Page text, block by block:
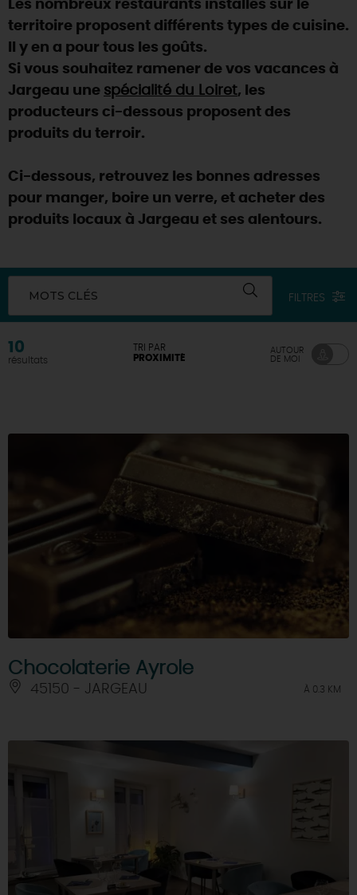
TOUTES LES ACTIVITÉS
Visitesgourmandeset créatives
Vins et vignobles
Chic, une aire de pique-nique
Par ici lesguinguettes
Que rapporter du Loiret ?
La Route des Métiers d'Art
Des vacances auprès des animaux 🐎
(re)Découvrir les coulisses de la Faïencerie de
Gien !
Expérimenterles parcours Baludik
Une saison de festivals 🎉
Des sorties en famille dans le Loiret !
Programme des animations "Loiret au fil de l'eau"
Où sortir ?
CE WEEK-END
CETTE SEMAINE
TOUT L'AGENDA
SE REPÉRER,SE DÉPLACER
INFOS &SERVICES
RÉSERVER MAINTENANT
Les nombreux restaurants installés sur le
territoire proposent différents types de cuisine.
Il y en a pour tous les goûts.
Si vous souhaitez ramener de vos vacances à
Jargeau une spécialité du Loiret, les
producteurs ci-dessous proposent des
produits du terroir.
Ci-dessous, retrouvez les bonnes adresses
pour manger, boire un verre, et acheter des
produits locaux à Jargeau et ses alentours.
MOTS CLÉS FILTRES
10
résultats
TRI PAR
PROXIMITÉ
AUTOUR
DE MOI
Chocolaterie Ayrole
45150 - JARGEAU À 0.3 KM